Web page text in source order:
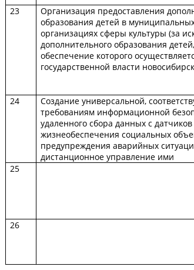
23
Организация предоставления
образования детей в
организациях сферы культуры (за
дополнительного образования
обеспечение которого
государственной власти
24
Создание универсальной,
требованиям информационной
удаленного сбора данных с датчиков
жизнеобеспечения социальных
предупреждения аварийных
дистанционное управление ими
25
26